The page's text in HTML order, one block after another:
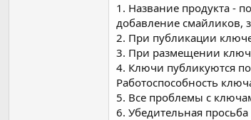
1. Название продукта -
добавление смайликов,
2. При публикации
3. При размещении
4. Ключи публикуются
Работоспособность
5. Все проблемы с
6. Убедительная